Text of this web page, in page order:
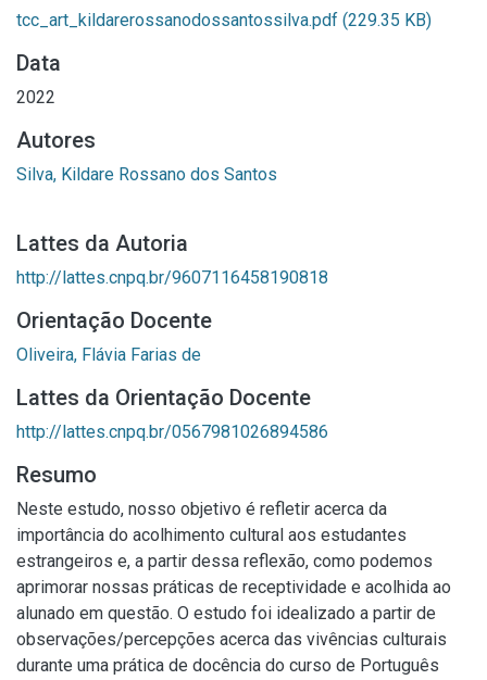
tcc_art_kildarerossanodossantossilva.pdf (229.35 KB)
Data
2022
Autores
Silva, Kildare Rossano dos Santos
Lattes da Autoria
http://lattes.cnpq.br/9607116458190818
Orientação Docente
Oliveira, Flávia Farias de
Lattes da Orientação Docente
http://lattes.cnpq.br/0567981026894586
Resumo
Neste estudo, nosso objetivo é refletir acerca da
importância do acolhimento cultural aos estudantes
estrangeiros e, a partir dessa reflexão, como podemos
aprimorar nossas práticas de receptividade e acolhida ao
alunado em questão. O estudo foi idealizado a partir de
observações/percepções acerca das vivências culturais
durante uma prática de docência do curso de Português